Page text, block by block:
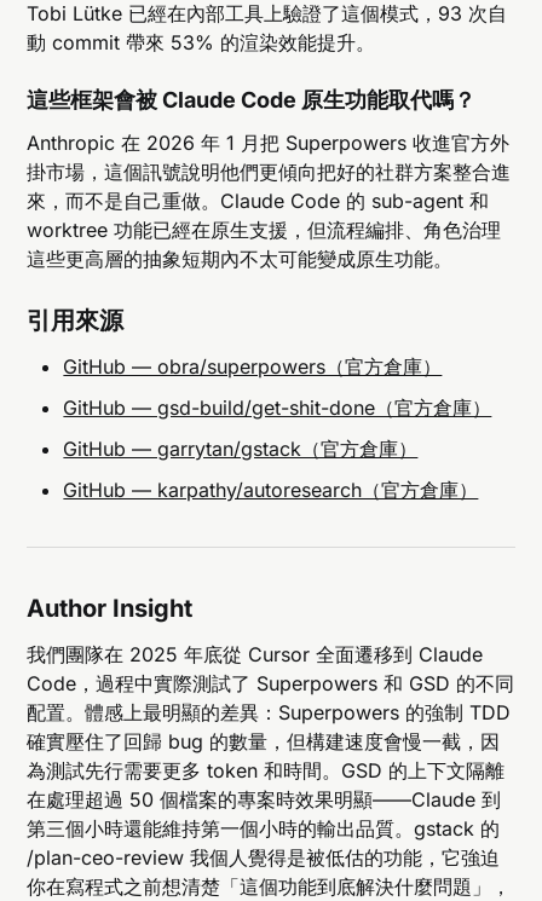
Tobi Lütke 已經在內部工具上驗證了這個模式，93 次自
動 commit 帶來 53% 的渲染效能提升。
這些框架會被 Claude Code 原生功能取代嗎？
Anthropic 在 2026 年 1 月把 Superpowers 收進官方外
掛市場，這個訊號說明他們更傾向把好的社群方案整合進
來，而不是自己重做。Claude Code 的 sub-agent 和
worktree 功能已經在原生支援，但流程編排、角色治理
這些更高層的抽象短期內不太可能變成原生功能。
引用來源
GitHub — obra/superpowers（官方倉庫）
GitHub — gsd-build/get-shit-done（官方倉庫）
GitHub — garrytan/gstack（官方倉庫）
GitHub — karpathy/autoresearch（官方倉庫）
Author Insight
我們團隊在 2025 年底從 Cursor 全面遷移到 Claude
Code，過程中實際測試了 Superpowers 和 GSD 的不同
配置。體感上最明顯的差異：Superpowers 的強制 TDD
確實壓住了回歸 bug 的數量，但構建速度會慢一截，因
為測試先行需要更多 token 和時間。GSD 的上下文隔離
在處理超過 50 個檔案的專案時效果明顯——Claude 到
第三個小時還能維持第一個小時的輸出品質。gstack 的
/plan-ceo-review 我個人覺得是被低估的功能，它強迫
你在寫程式之前想清楚「這個功能到底解決什麼問題」，